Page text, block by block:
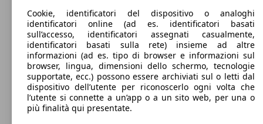
Diesel
Model Version
Leistung
Giulia 2.0 t Ti Q4 280cv auto
206 KW
(280 PS)
Berlina
Benzina
Model Version
Leistung
Dal 2019 Alfa Romeo Giulia 2020 Diesel
Dimensioni (L/l/A):
da 4640 x 1860 x 1430 mm
Potenza:
100 - 155 KW (136 - 210 PS)
Porte:
4
Sedili:
5
Cookie, identificatori del dispositivo o analoghi
identificatori online (ad es. identificatori basati
sull’accesso, identificatori assegnati casualmente,
identificatori basati sulla rete) insieme ad altre
informazioni (ad es. tipo di browser e informazioni sul
browser, lingua, dimensioni dello schermo, tecnologie
supportate, ecc.) possono essere archiviati sul o letti dal
dispositivo dell’utente per riconoscerlo ogni volta che
l’utente si connette a un’app o a un sito web, per una o
più finalità qui presentate.